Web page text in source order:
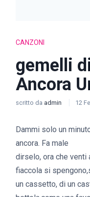
CANZONI
gemelli
Ancora
scritto da admin 12
Dammi solo un
ancora. Fa male
dirselo, ora che venti
fiaccola si
un cassetto, di un